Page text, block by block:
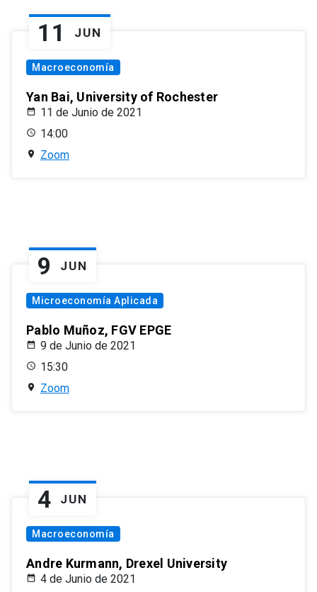
11 JUN
Macroeconomía
Yan Bai, University of Rochester
11 de Junio de 2021
14:00
Zoom
9 JUN
Microeconomía Aplicada
Pablo Muñoz, FGV EPGE
9 de Junio de 2021
15:30
Zoom
4 JUN
Macroeconomía
Andre Kurmann, Drexel University
4 de Junio de 2021